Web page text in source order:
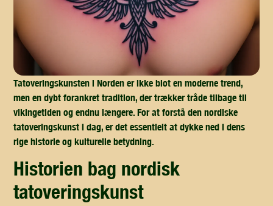
Tatoveringskunsten i Norden er ikke blot en moderne trend,
men en dybt forankret tradition, der trækker tråde tilbage til
vikingetiden og endnu længere. For at forstå den nordiske
tatoveringskunst i dag, er det essentielt at dykke ned i dens
rige historie og kulturelle betydning.
historien bag nordisk
tatoveringskunst